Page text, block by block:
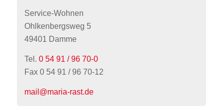
Service-Wohnen
Ohlkenbergsweg 5
49401 Damme
Tel. 0 54 91 / 96 70-0
Fax 0 54 91 / 96 70-12
mail@maria-rast.de